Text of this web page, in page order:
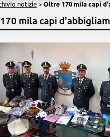
notizie> Oltre 170 mila capi
mila capi